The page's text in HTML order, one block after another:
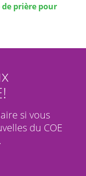
de prière pour
si vous
du COE